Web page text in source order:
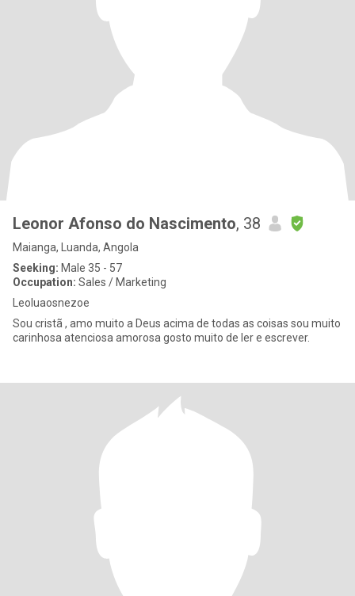
Leonor Afonso do Nascimento, 38
Maianga, Luanda, Angola
Seeking: Male 35 - 57
Occupation: Sales / Marketing
Leoluaosnezoe
Sou cristã , amo muito a Deus acima de todas as coisas sou muito
carinhosa atenciosa amorosa gosto muito de ler e escrever.